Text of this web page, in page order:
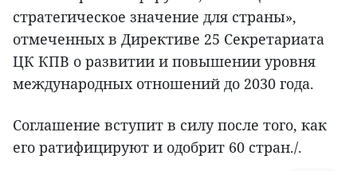
стратегическое значение для страны»,
отмеченных в Директиве 25 Секретариата
ЦК КПВ о развитии и повышении уровня
международных отношений до 2030 года.
Соглашение вступит в силу после того, как
его ратифицируют и одобрит 60 стран./.